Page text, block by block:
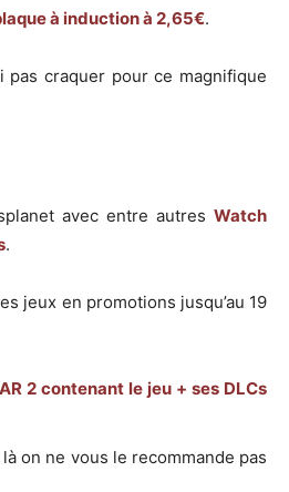
à induction à 2,65€.
craquer pour ce magnifique
avec entre autres Watch
.
jeux en promotions jusqu’au 19
2 contenant le jeu + ses DLCs
on ne vous le recommande pas